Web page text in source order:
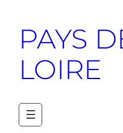
PAYS
LOIRE